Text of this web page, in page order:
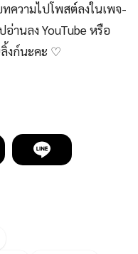
ความไปโพสต์ลงในเพจ-
านลง YouTube หรือ
งก์นะคะ ♡